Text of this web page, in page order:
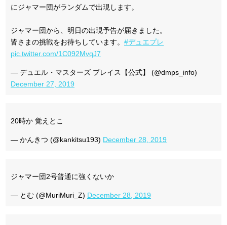
にジャマー団がランダムで出現します。
ジャマー団から、明日の出現予告が届きました。
皆さまの挑戦をお待ちしています。 #デュエプレ
pic.twitter.com/1C092MvqJ7
— デュエル・マスターズ プレイス【公式】 (@dmps_info)
December 27, 2019
20時か 覚えとこ
— かんきつ (@kankitsu193) December 28, 2019
ジャマー団2号普通に強くないか
— とむ (@MuriMuri_Z) December 28, 2019